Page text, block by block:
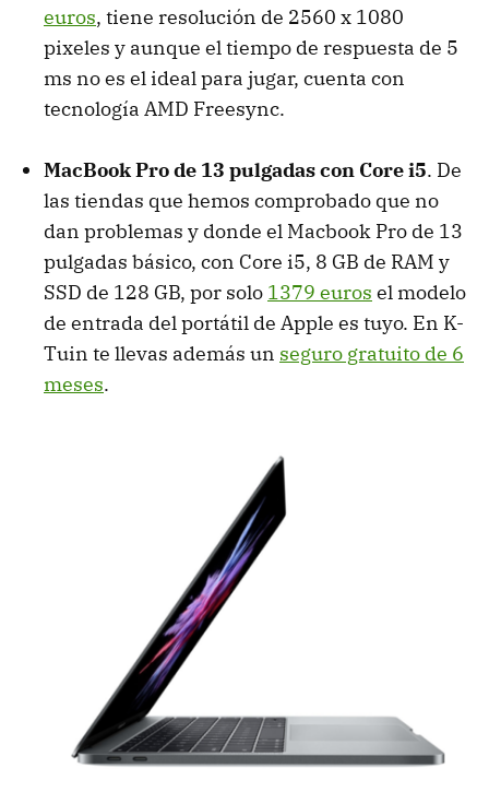
euros, tiene resolución de 2560 x 1080
pixeles y aunque el tiempo de respuesta de 5
ms no es el ideal para jugar, cuenta con
tecnología AMD Freesync.
MacBook Pro de 13 pulgadas con Core i5. De
las tiendas que hemos comprobado que no
dan problemas y donde el Macbook Pro de 13
pulgadas básico, con Core i5, 8 GB de RAM y
SSD de 128 GB, por solo 1379 euros el modelo
de entrada del portátil de Apple es tuyo. En K-
Tuin te llevas además un seguro gratuito de 6
meses.